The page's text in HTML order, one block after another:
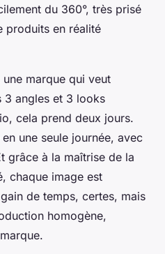
du 360°, très prisé
produits en réalité
marque qui veut
3 angles et 3 looks
cela prend deux jours.
une seule journée, avec
grâce à la maîtrise de la
chaque image est
de temps, certes, mais
homogène,